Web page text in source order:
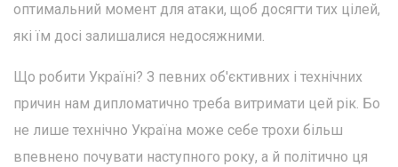
оптимальний момент для атаки, щоб досягти тих цілей,
які їм досі залишалися недосяжними.
Що робити Україні? З певних об'єктивних і технічних
причин нам дипломатично треба витримати цей рік. Бо
не лише технічно Україна може себе трохи більш
впевнено почувати наступного року, а й політично ця